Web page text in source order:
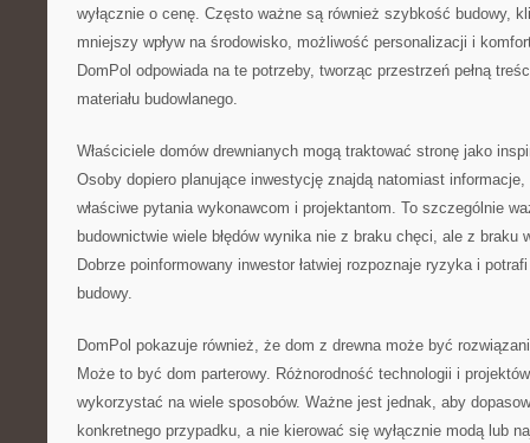
wyłącznie o cenę. Często ważne są również szybkość budowy,
mniejszy wpływ na środowisko, możliwość personalizacji i
DomPol odpowiada na te potrzeby, tworząc przestrzeń pełną
materiału budowlanego.
Właściciele domów drewnianych mogą traktować stronę jako
Osoby dopiero planujące inwestycję znajdą natomiast
właściwe pytania wykonawcom i projektantom. To szczególnie
budownictwie wiele błędów wynika nie z braku chęci, ale z braku
Dobrze poinformowany inwestor łatwiej rozpoznaje ryzyka i
budowy.
DomPol pokazuje również, że dom z drewna może być
Może to być dom parterowy. Różnorodność technologii i
wykorzystać na wiele sposobów. Ważne jest jednak, aby
konkretnego przypadku, a nie kierować się wyłącznie modą lub